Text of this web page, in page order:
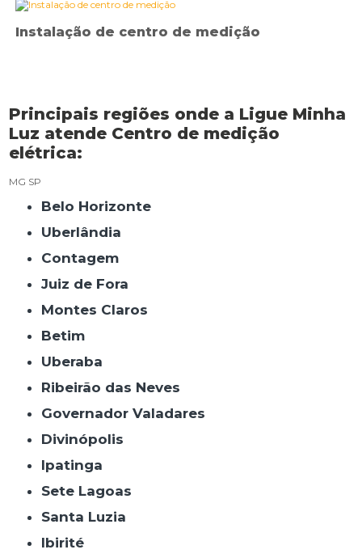
Instalação de centro de medição
Principais regiões onde a Ligue Minha
Luz atende Centro de medição
elétrica:
MG SP
Belo Horizonte
Uberlândia
Contagem
Juiz de Fora
Montes Claros
Betim
Uberaba
Ribeirão das Neves
Governador Valadares
Divinópolis
Ipatinga
Sete Lagoas
Santa Luzia
Ibirité